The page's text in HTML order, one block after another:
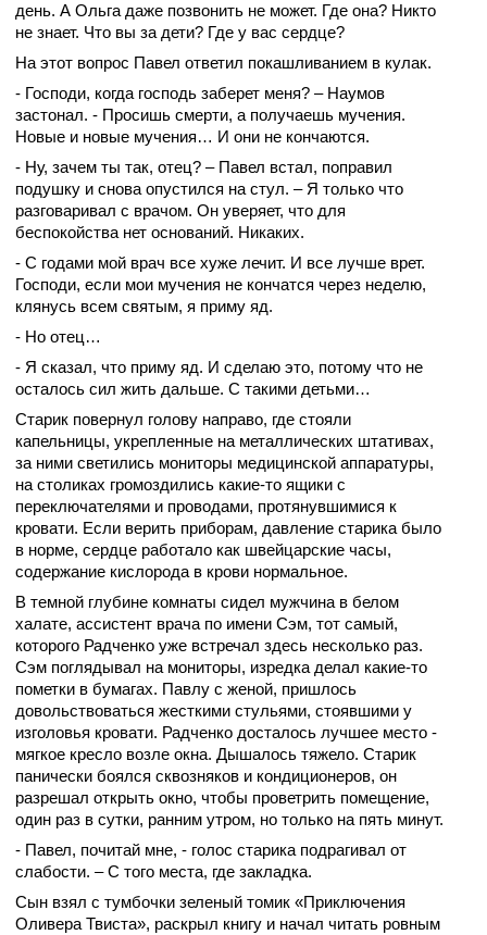
день. А Ольга даже позвонить не может. Где она? Никто
не знает. Что вы за дети? Где у вас сердце?
На этот вопрос Павел ответил покашливанием в кулак.
- Господи, когда господь заберет меня? – Наумов
застонал. - Просишь смерти, а получаешь мучения.
Новые и новые мучения… И они не кончаются.
- Ну, зачем ты так, отец? – Павел встал, поправил
подушку и снова опустился на стул. – Я только что
разговаривал с врачом. Он уверяет, что для
беспокойства нет оснований. Никаких.
- С годами мой врач все хуже лечит. И все лучше врет.
Господи, если мои мучения не кончатся через неделю,
клянусь всем святым, я приму яд.
- Но отец…
- Я сказал, что приму яд. И сделаю это, потому что не
осталось сил жить дальше. С такими детьми…
Старик повернул голову направо, где стояли
капельницы, укрепленные на металлических штативах,
за ними светились мониторы медицинской аппаратуры,
на столиках громоздились какие-то ящики с
переключателями и проводами, протянувшимися к
кровати. Если верить приборам, давление старика было
в норме, сердце работало как швейцарские часы,
содержание кислорода в крови нормальное.
В темной глубине комнаты сидел мужчина в белом
халате, ассистент врача по имени Сэм, тот самый,
которого Радченко уже встречал здесь несколько раз.
Сэм поглядывал на мониторы, изредка делал какие-то
пометки в бумагах. Павлу с женой, пришлось
довольствоваться жесткими стульями, стоявшими у
изголовья кровати. Радченко досталось лучшее место -
мягкое кресло возле окна. Дышалось тяжело. Старик
панически боялся сквозняков и кондиционеров, он
разрешал открыть окно, чтобы проветрить помещение,
один раз в сутки, ранним утром, но только на пять минут.
- Павел, почитай мне, - голос старика подрагивал от
слабости. – С того места, где закладка.
Сын взял с тумбочки зеленый томик «Приключения
Оливера Твиста», раскрыл книгу и начал читать ровным